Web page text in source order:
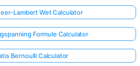
Lambert Wet Calculator
Formule Calculator
Bernoulli Calculator